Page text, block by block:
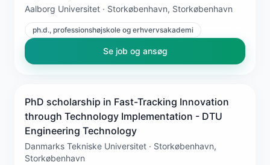
Aalborg Universitet · Storkøbenhavn, Storkøbenhavn
ph.d., professionshøjskole og erhvervsakademi
Se job og ansøg
PhD scholarship in Fast-Tracking Innovation
through Technology Implementation - DTU
Engineering Technology
Danmarks Tekniske Universitet · Storkøbenhavn,
Storkøbenhavn